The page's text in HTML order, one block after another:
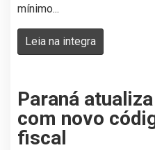
mínimo...
Leia na integra
Paraná
com novo
fiscal